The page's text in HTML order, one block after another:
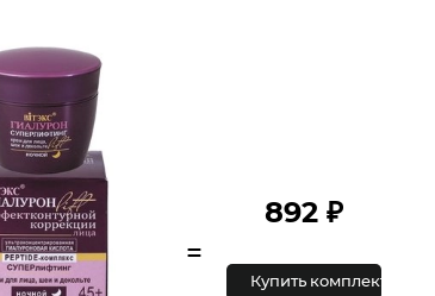
=
892 ₽
Купить комплект